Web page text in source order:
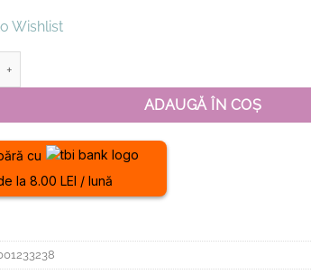
Wishlist
ADAUGĂ ÎN COȘ
cu
la 8.00 LEI / lună